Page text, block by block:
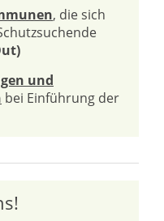
, die sich
und
bei Einführung der